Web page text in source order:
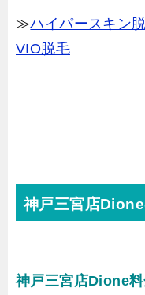
≫ハイパースキン
VIO脱毛
神戸三宮店
神戸三宮店Dione